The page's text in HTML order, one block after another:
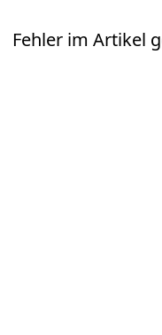
Fehler im Artikel